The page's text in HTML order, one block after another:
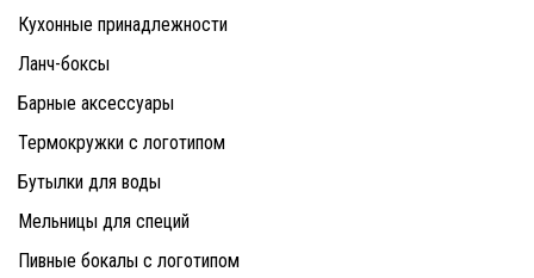
Кухонные принадлежности
Ланч-боксы
Барные аксессуары
Термокружки с логотипом
Бутылки для воды
Мельницы для специй
Пивные бокалы с логотипом